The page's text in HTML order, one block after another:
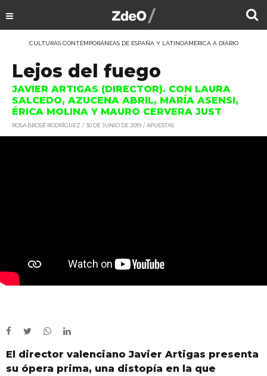
CULTURAS CONTEMPORÁNEAS DE ESPAÑA Y LATINOAMÉRICA A DIARIO
Lejos del fuego
JAVIER ARTIGAS (DIRECTOR). CON LAURA
SALCEDO, AZUCENA ABRIL, MARÍA ASENSI,
ÉRICA MOLINA Y MAURO CERVERA JUST
ROSA BROSÉ RODRÍGUEZ 30 DE JUNIO DE 2019 APUESTAS
El director valenciano Javier Artigas presenta
su ópera prima, una distopía en la que